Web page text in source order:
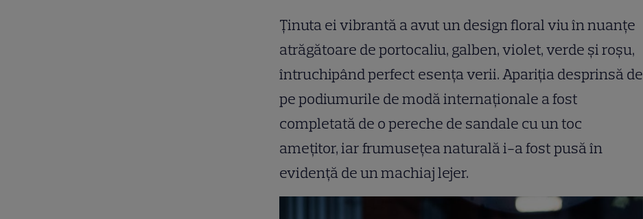
Ținuta ei vibrantă a avut un design floral viu în nuanțe
atrăgătoare de portocaliu, galben, violet, verde și roșu,
întruchipând perfect esența verii. Apariția desprinsă de
pe podiumurile de modă internaționale a fost
completată de o pereche de sandale cu un toc
amețitor, iar frumusețea naturală i-a fost pusă în
evidență de un machiaj lejer.